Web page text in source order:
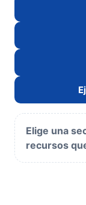
Elige una
recursos